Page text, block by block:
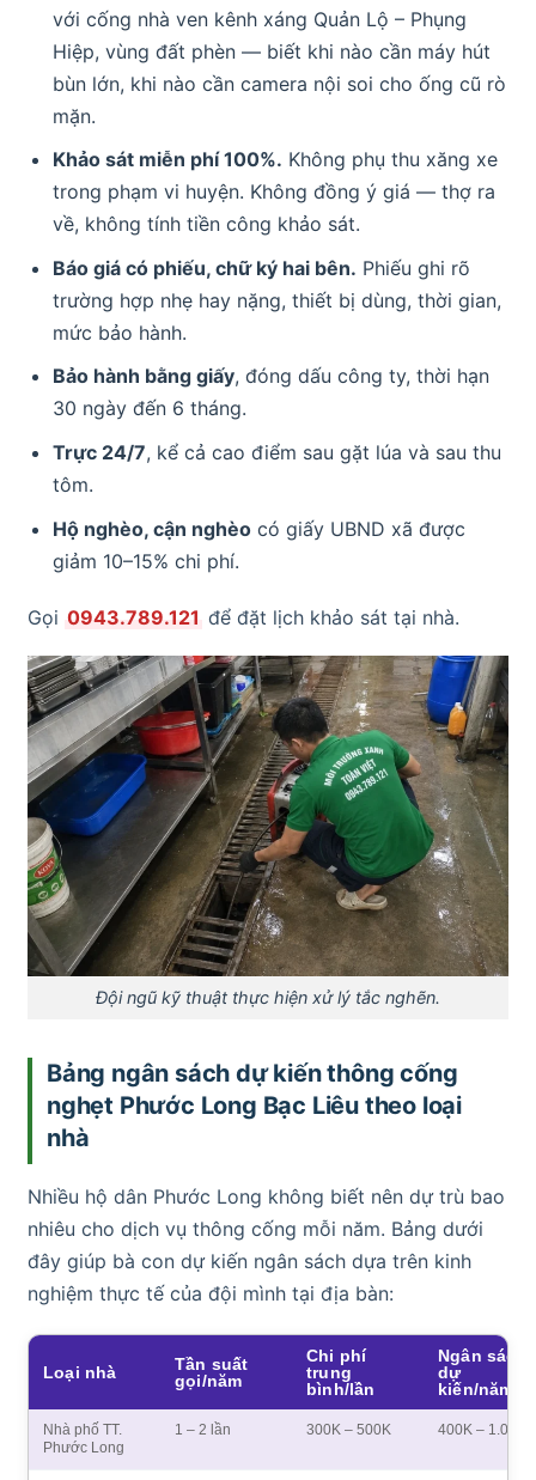
với cống nhà ven kênh xáng Quản Lộ – Phụng
Hiệp, vùng đất phèn — biết khi nào cần máy hút
bùn lớn, khi nào cần camera nội soi cho ống cũ rò
mặn.
Khảo sát miễn phí 100%. Không phụ thu xăng xe
trong phạm vi huyện. Không đồng ý giá — thợ ra
về, không tính tiền công khảo sát.
Báo giá có phiếu, chữ ký hai bên. Phiếu ghi rõ
trường hợp nhẹ hay nặng, thiết bị dùng, thời gian,
mức bảo hành.
Bảo hành bằng giấy, đóng dấu công ty, thời hạn
30 ngày đến 6 tháng.
Trực 24/7, kể cả cao điểm sau gặt lúa và sau thu
tôm.
Hộ nghèo, cận nghèocó giấy UBND xã được
giảm 10–15% chi phí.
Gọi 0943.789.121 để đặt lịch khảo sát tại nhà.
Đội ngũ kỹ thuật thực hiện xử lý tắc nghẽn.
Bảng ngân sách dự kiến thông cống
nghẹt Phước Long Bạc Liêu theo loại
nhà
Nhiều hộ dân Phước Long không biết nên dự trù bao
nhiêu cho dịch vụ thông cống mỗi năm. Bảng dưới
đây giúp bà con dự kiến ngân sách dựa trên kinh
nghiệm thực tế của đội mình tại địa bàn:
Loại nhà
Tần suất
gọi/năm
Chi phí
trung
bình/lần
Ngân sách
dự
kiến/năm
Nhà phố TT.
Phước Long
1 – 2 lần 300K – 500K 400K – 1.000K